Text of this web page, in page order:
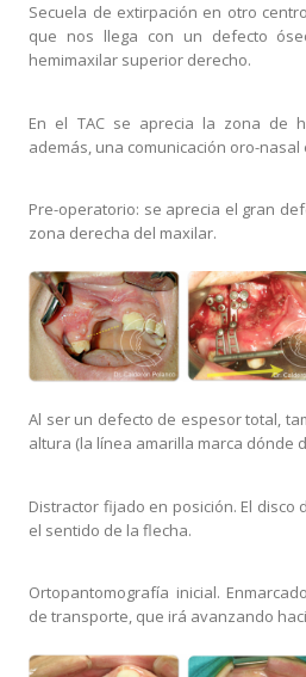
Secuela de extirpación en otro
que nos llega con un defecto
hemimaxilar superior derecho.
En el TAC se aprecia la zona de
además, una comunicación oro-
Pre-operatorio: se aprecia el gran
zona derecha del maxilar.
Al ser un defecto de espesor total,
altura (la línea amarilla marca dónde
Distractor fijado en posición. El
el sentido de la flecha.
Ortopantomografía inicial.
de transporte, que irá avanzando